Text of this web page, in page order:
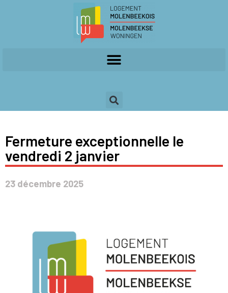
Fermeture exceptionnelle le
vendredi 2 janvier
23 décembre 2025